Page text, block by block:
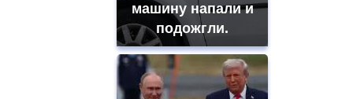
машину напали и
подожгли.